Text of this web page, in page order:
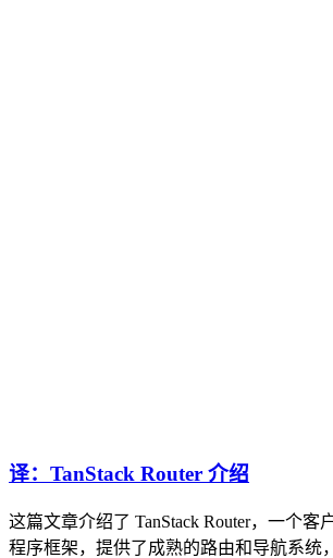
译：TanStack Router 介绍
这篇文章介绍了 TanStack Router，一个客
程序框架，提供了成熟的路由和导航系统